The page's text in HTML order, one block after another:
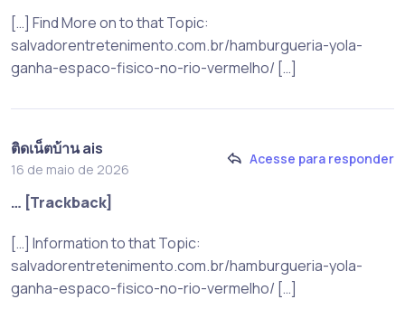
[…] Find More on to that Topic:
salvadorentretenimento.com.br/hamburgueria-yola-
ganha-espaco-fisico-no-rio-vermelho/ […]
ติดเน็ตบ้าน ais
16 de maio de 2026
Acesse para responder
… [Trackback]
[…] Information to that Topic:
salvadorentretenimento.com.br/hamburgueria-yola-
ganha-espaco-fisico-no-rio-vermelho/ […]